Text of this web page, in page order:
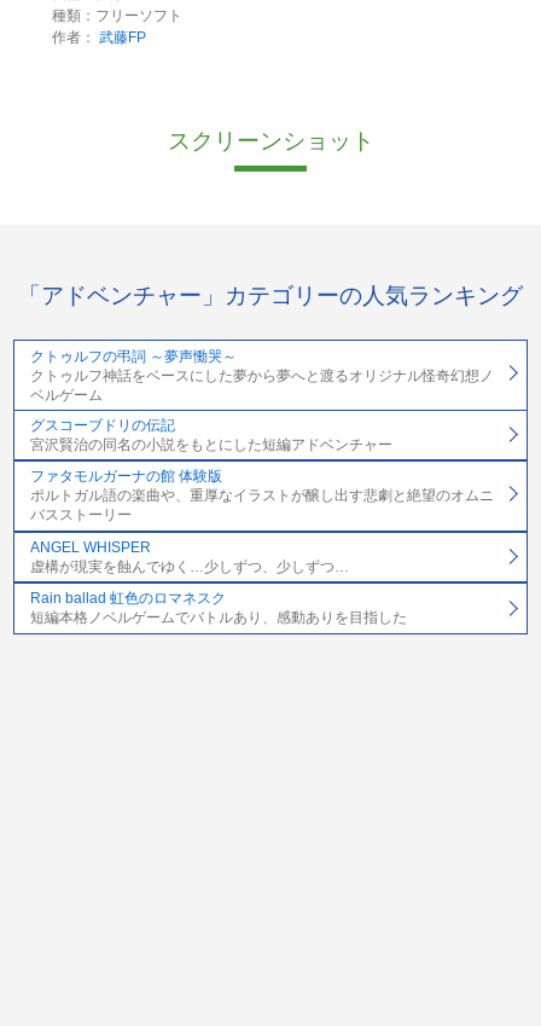
種類：フリーソフト
作者： 武藤FP
スクリーンショット
「アドベンチャー」カテゴリーの人気ランキング
クトゥルフの弔詞 ～夢声慟哭～
クトゥルフ神話をベースにした夢から夢へと渡るオリジナル怪奇幻想ノ
ベルゲーム
グスコーブドリの伝記
宮沢賢治の同名の小説をもとにした短編アドベンチャー
ファタモルガーナの館 体験版
ポルトガル語の楽曲や、重厚なイラストが醸し出す悲劇と絶望のオムニ
バスストーリー
ANGEL WHISPER
虚構が現実を蝕んでゆく…少しずつ、少しずつ…
Rain ballad 虹色のロマネスク
短編本格ノベルゲームでバトルあり、感動ありを目指した